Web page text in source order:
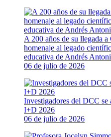
A 200 años de su llegada
homenaje al legado
educativa de Andrés
06 de julio de 2026
Investigadores del DCC
I+D 2026
06 de julio de 2026